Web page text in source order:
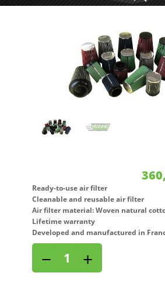
Ready-to-use air filter
Cleanable and reusable air filter
Air filter material: Woven natural
Lifetime warranty
Developed and manufactured in
air
intake
− +